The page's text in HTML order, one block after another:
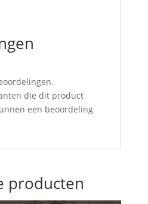
die dit product
een beoordeling
producten